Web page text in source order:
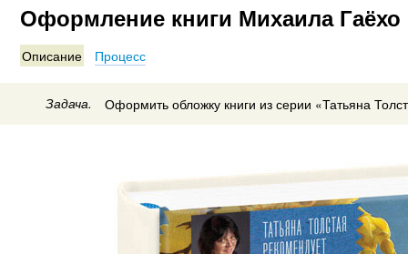
Оформление книги Михаила Гаёхо
Описание Процесс
Задача. Оформить обложку книги из серии «Татьяна